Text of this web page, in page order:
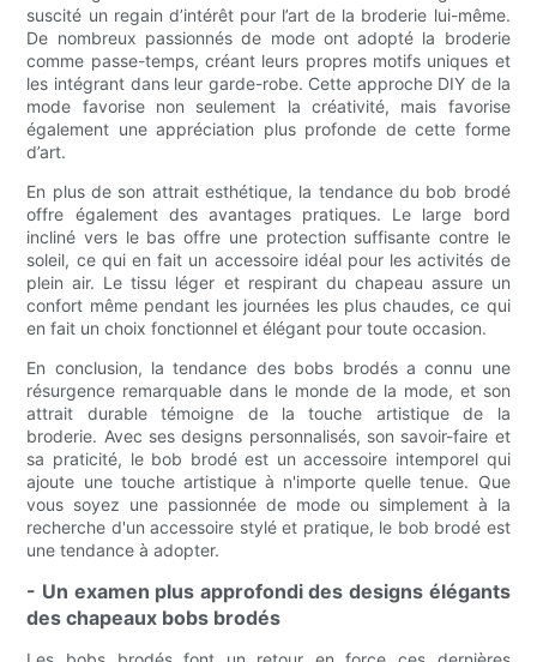
suscité un regain d’intérêt pour l’art de la broderie lui-même.
De nombreux passionnés de mode ont adopté la broderie
comme passe-temps, créant leurs propres motifs uniques et
les intégrant dans leur garde-robe. Cette approche DIY de la
mode favorise non seulement la créativité, mais favorise
également une appréciation plus profonde de cette forme
d’art.
En plus de son attrait esthétique, la tendance du bob brodé
offre également des avantages pratiques. Le large bord
incliné vers le bas offre une protection suffisante contre le
soleil, ce qui en fait un accessoire idéal pour les activités de
plein air. Le tissu léger et respirant du chapeau assure un
confort même pendant les journées les plus chaudes, ce qui
en fait un choix fonctionnel et élégant pour toute occasion.
En conclusion, la tendance des bobs brodés a connu une
résurgence remarquable dans le monde de la mode, et son
attrait durable témoigne de la touche artistique de la
broderie. Avec ses designs personnalisés, son savoir-faire et
sa praticité, le bob brodé est un accessoire intemporel qui
ajoute une touche artistique à n'importe quelle tenue. Que
vous soyez une passionnée de mode ou simplement à la
recherche d'un accessoire stylé et pratique, le bob brodé est
une tendance à adopter.
- Un examen plus approfondi des designs élégants
des chapeaux bobs brodés